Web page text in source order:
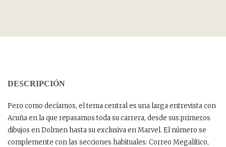
DESCRIPCIÓN
Pero como decíamos, el tema central es una larga entrevista con
Acuña en la que repasamos toda su carrera, desde sus primeros
dibujos en Dolmen hasta su exclusiva en Marvel. El número se
complemente con las secciones habituales: Correo Megalítico,